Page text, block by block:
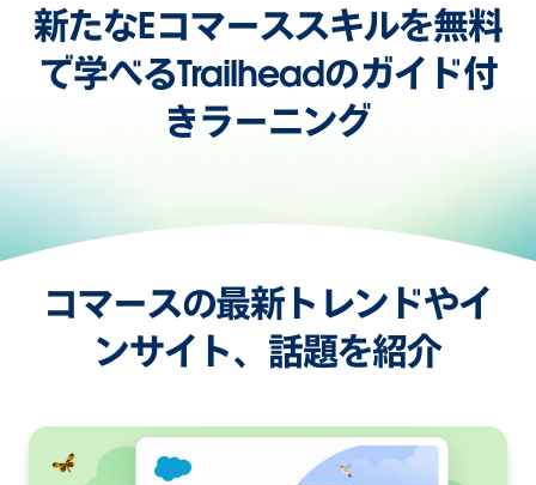
新たなEコマーススキルを無料
で学べるTrailheadのガイド付
きラーニング
コマースの最新トレンドやイ
ンサイト、話題を紹介